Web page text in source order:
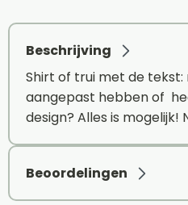
Beschrijving
Shirt of trui met de tekst:
aangepast hebben of
design? Alles is mogelijk!
Beoordelingen